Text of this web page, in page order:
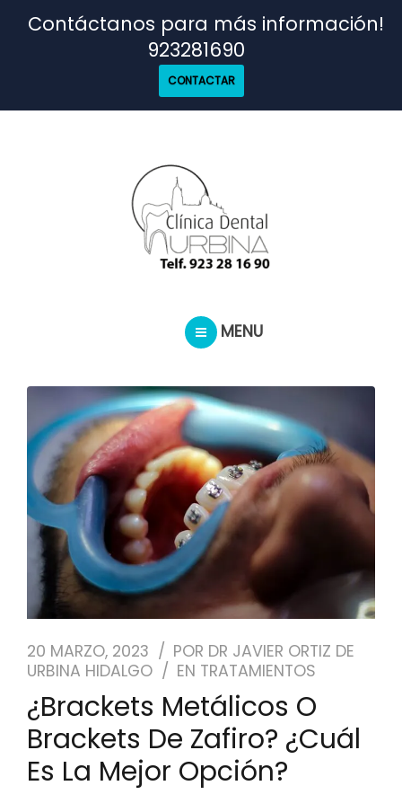
Contáctanos para más información!
923281690
CONTACTAR
MENU
TRATAMIENTOS
NUESTRO EQUIPO
CASOS REALES
SEGUROS DENTALES
BLOG
20 MARZO, 2023 POR DR JAVIER ORTIZ DE
URBINA HIDALGO
EN TRATAMIENTOS
¿Brackets Metálicos O
Brackets De Zafiro? ¿Cuál
Es La Mejor Opción?